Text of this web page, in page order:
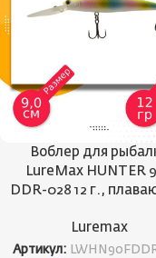
Воблер для
LureMax HUNTER
DDR-028 12 г.,
Luremax
Артикул: